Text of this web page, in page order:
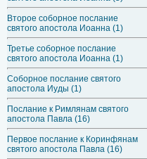
Второе соборное послание
святого апостола Иоанна (1)
Третье соборное послание
святого апостола Иоанна (1)
Соборное послание святого
апостола Иуды (1)
Послание к Римлянам святого
апостола Павла (16)
Первое послание к Коринфянам
святого апостола Павла (16)